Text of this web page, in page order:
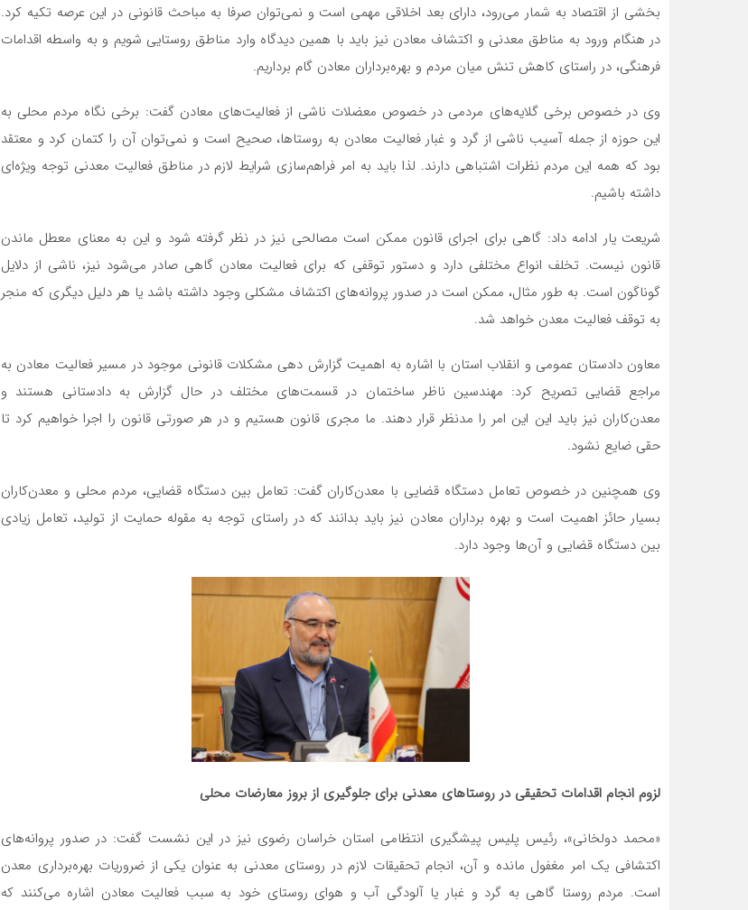
بخشی از اقتصاد به شمار می‌رود، دارای بعد اخلاقی مهمی است و نمی‌توان صرفا به مباحث قانونی در این عرصه تکیه کرد.
در هنگام ورود به مناطق معدنی و اکتشاف معادن نیز باید با همین دیدگاه وارد مناطق روستایی شویم و به واسطه اقدامات
فرهنگی، در راستای کاهش تنش میان مردم و بهره‌برداران معادن گام برداریم.
وی در خصوص برخی گلایه‌های مردمی در خصوص معضلات ناشی از فعالیت‌های معادن گفت: برخی نگاه مردم محلی به
این حوزه از جمله آسیب ناشی از گرد و غبار فعالیت معادن به روستاها، صحیح است و نمی‌توان آن را کتمان کرد و معتقد
بود که همه این مردم نظرات اشتباهی دارند. لذا باید به امر فراهم‌سازی شرایط لازم در مناطق فعالیت معدنی توجه ویژه‌ای
داشته باشیم.
شریعت یار ادامه داد: گاهی برای اجرای قانون ممکن است مصالحی نیز در نظر گرفته شود و این به معنای معطل ماندن
قانون نیست. تخلف انواع مختلفی دارد و دستور توقفی که برای فعالیت معادن گاهی صادر می‌شود نیز، ناشی از دلایل
گوناگون است. به طور مثال، ممکن است در صدور پروانه‌های اکتشاف مشکلی وجود داشته باشد یا هر دلیل دیگری که منجر
به توقف فعالیت معدن خواهد شد.
معاون دادستان عمومی و انقلاب استان با اشاره به اهمیت گزارش دهی مشکلات قانونی موجود در مسیر فعالیت معادن به
مراجع قضایی تصریح کرد: مهندسین ناظر ساختمان در قسمت‌های مختلف در حال گزارش به دادستانی هستند و
معدن‌کاران نیز باید این این امر را مدنظر قرار دهند. ما مجری قانون هستیم و در هر صورتی قانون را اجرا خواهیم کرد تا
حقی ضایع نشود.
وی همچنین در خصوص تعامل دستگاه قضایی با معدن‌کاران گفت: تعامل بین دستگاه قضایی، مردم محلی و معدن‌کاران
بسیار حائز اهمیت است و بهره برداران معادن نیز باید بدانند که در راستای توجه به مقوله حمایت از تولید، تعامل زیادی
بین دستگاه قضایی و آن‌ها وجود دارد.
لزوم انجام اقدامات تحقیقی در روستاهای معدنی برای جلوگیری از بروز معارضات محلی
«محمد دولخانی»، رئیس پلیس پیشگیری انتظامی استان خراسان رضوی نیز در این نشست گفت: در صدور پروانه‌های
اکتشافی یک امر مغفول مانده و آن، انجام تحقیقات لازم در روستای معدنی به عنوان یکی از ضروریات بهره‌برداری معدن
است. مردم روستا گاهی به گرد و غبار یا آلودگی آب و هوای روستای خود به سبب فعالیت معادن اشاره می‌کنند که